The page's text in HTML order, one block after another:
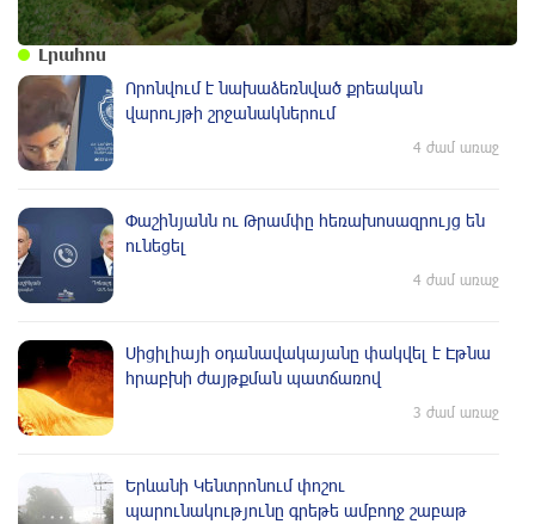
Լրահոս
Որոնվում է նախաձեռնված քրեական
վարույթի շրջանակներում
4 ժամ առաջ
Փաշինյանն ու Թրամփը հեռախոսազրույց են
ունեցել
4 ժամ առաջ
Սիցիլիայի օդանավակայանը փակվել է Էթնա
հրաբխի ժայթքման պատճառով
3 ժամ առաջ
Երևանի Կենտրոնում փոշու
պարունակությունը գրեթե ամբողջ շաբաթ